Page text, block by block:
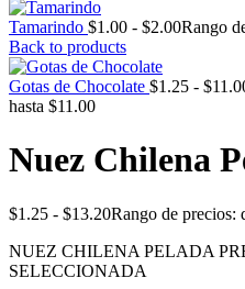
Tamarindo $1.00 - $2.00Rango
Back to products
Gotas de Chocolate $1.25 - $
hasta $11.00
Nuez Chilena
$1.25 - $13.20Rango de precios:
NUEZ CHILENA PELADA
SELECCIONADA